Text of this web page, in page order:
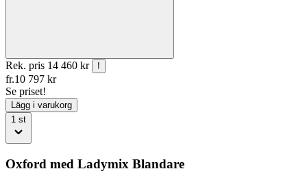
Rek. pris 14 460 kr !
fr.10 797 kr
Se priset!
Lägg i varukorg
1 st
Oxford med Ladymix Blandare